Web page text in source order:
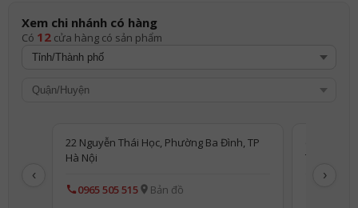
Xem chi nhánh có hàng
Có 12 cửa hàng có sản phẩm
‹
22 Nguyễn Thái Học, Phường Ba Đình, TP
Hà Nội
0965 505 515 Bản đồ
TP Hà Nội
›